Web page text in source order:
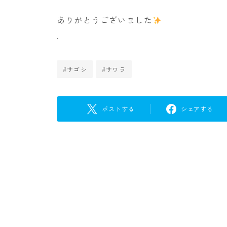
ありがとうございました
.
#サゴシ #サワラ
ポストする シェアする